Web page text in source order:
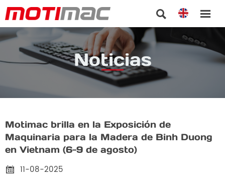
 
Noticias
Motimac brilla en la Exposición de
Maquinaria para la Madera de Binh Duong
en Vietnam (6-9 de agosto)
 11-08-2025